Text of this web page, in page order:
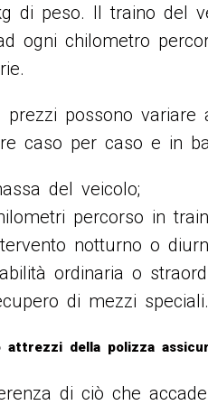
di peso. Il traino del
ogni chilometro
prezzi possono
caso per caso e in
del veicolo;
percorso in
notturno o
ordinaria o
di mezzi speciali.
attrezzi della polizza
di ciò che